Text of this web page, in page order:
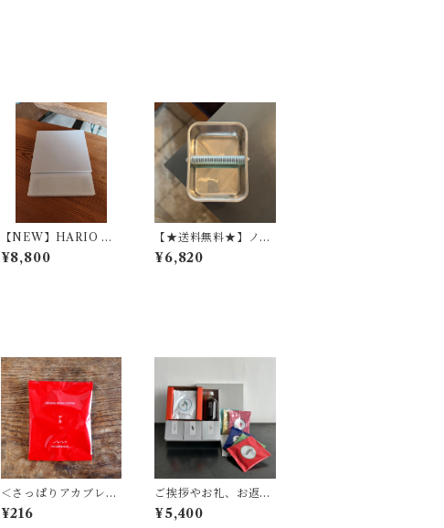
【NEW】HARIO Co
ffee Scale POLARIS
¥8,800
【★送料無料★】ノッ
クボックス
¥6,820
＜さっぱりアカブレン
ド＞コーヒーバッグ 1
Ｐ
¥216
ご挨拶やお礼、お返し
に幅広くお選びいただ
いています。『キノシ
¥5,400